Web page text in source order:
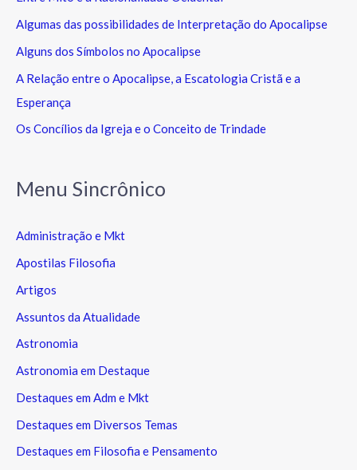
Algumas das possibilidades de Interpretação do Apocalipse
Alguns dos Símbolos no Apocalipse
A Relação entre o Apocalipse, a Escatologia Cristã e a
Esperança
Os Concílios da Igreja e o Conceito de Trindade
Menu Sincrônico
Administração e Mkt
Apostilas Filosofia
Artigos
Assuntos da Atualidade
Astronomia
Astronomia em Destaque
Destaques em Adm e Mkt
Destaques em Diversos Temas
Destaques em Filosofia e Pensamento